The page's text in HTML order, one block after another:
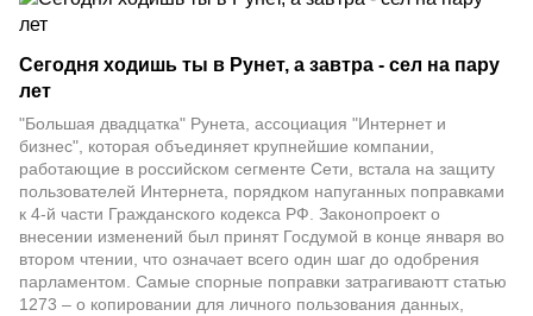
Сегодня ходишь ты в Рунет, а завтра - сел на пару
лет
"Большая двадцатка" Рунета, ассоциация "Интернет и
бизнес", которая объединяет крупнейшие компании,
работающие в российском сегменте Сети, встала на защиту
пользователей Интернета, порядком напуганных поправками
к 4-й части Гражданского кодекса РФ. Законопроект о
внесении изменений был принят Госдумой в конце января во
втором чтении, что означает всего один шаг до одобрения
парламентом. Самые спорные поправки затрагиваютт статью
1273 – о копировании для личного пользования данных,